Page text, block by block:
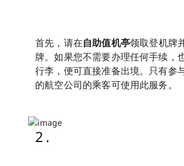
首先，请在自助值机亭领取登机牌
牌。如果您不需要办理任何手续，
行李，便可直接准备出境。只有参
的航空公司的乘客可使用此服务。
2.